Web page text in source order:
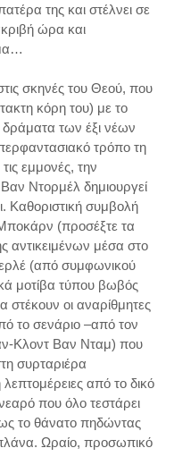
της και στέλνει σε
ώρα και
σκηνές του Θεού, που
κόρη του) με το
δράματα των έξι νέων
τρόπο τη
εμμονές, την
Ντορμέλ δημιουργεί
Καθοριστική συμβολή
(προσέξτε τα
αντικειμένων μέσα στο
(από συμφωνικού
μοτίβα τύπου βωβός
οι αναρίθμητες
το σενάριο –από τον
Κλοντ Βαν Νταμ) που
συρταριέρα
από το δικό
που όλο τεστάρει
το θάνατο πηδώντας
Ωραίο, προσωπικό